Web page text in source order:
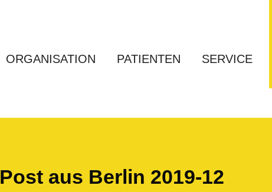
ORGANISATION PATIENTEN SERVICE
Post aus Berlin 2019-12